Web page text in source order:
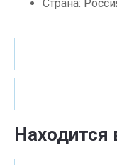
Страна:
Находится